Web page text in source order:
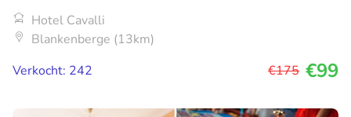
Hotel Cavalli
Blankenberge (13km)
Verkocht: 242
€175 €99